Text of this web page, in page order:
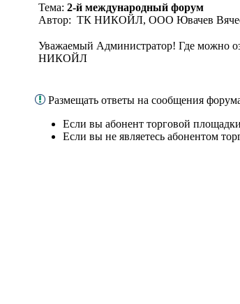
Тема: 2-й международный форум
Автор: ТК НИКОЙЛ, ООО Ювачев
Уважаемый Администратор! Где можно
НИКОЙЛ
Размещать ответы на сообщения
Если вы абонент торговой
Если вы не являетесь абонентом